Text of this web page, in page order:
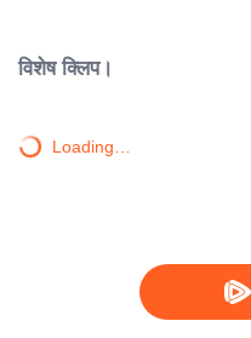
विशेष क्लिप।
Loading…